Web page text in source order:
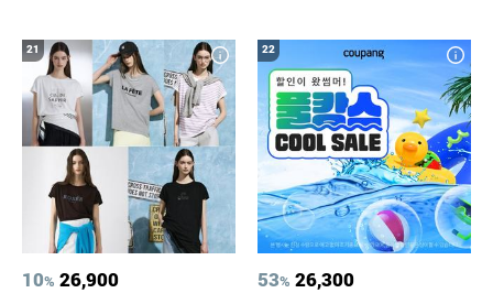
21
10% 26,900
22
53% 26,300